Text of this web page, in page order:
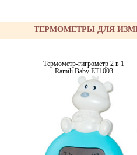
ТЕРМОМЕТРЫ ДЛЯ
Термометр-гигрометр 2 в 1
Ramili Baby ET1003